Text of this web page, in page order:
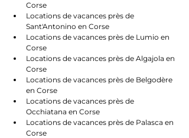
Corse
Locations de vacances près de
Sant'Antonino en Corse
Locations de vacances près de Lumio en
Corse
Locations de vacances près de Algajola en
Corse
Locations de vacances près de Belgodère
en Corse
Locations de vacances près de
Occhiatana en Corse
Locations de vacances près de Palasca en
Corse